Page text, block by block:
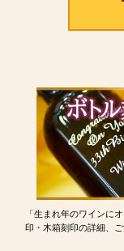
「生まれ年のワインに
印・木箱刻印の詳細、